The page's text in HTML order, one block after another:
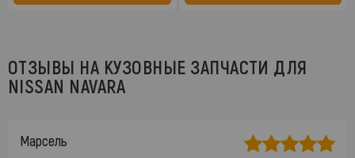
ОТЗЫВЫ НА КУЗОВНЫЕ ЗАПЧАСТИ ДЛЯ
NISSAN NAVARA
Марсель